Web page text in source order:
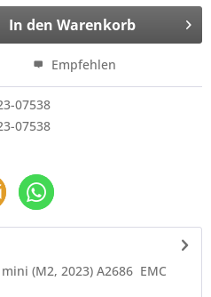
In den Warenkorb
Empfehlen
07538
07538
(M2, 2023) A2686 EMC